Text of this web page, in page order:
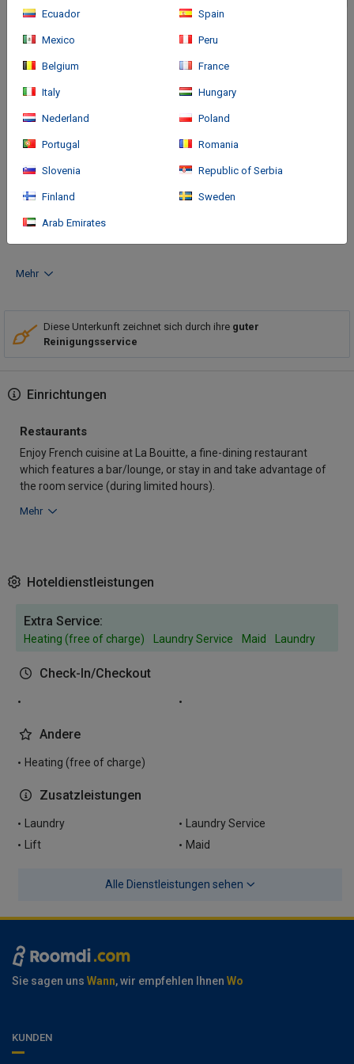
Anreise
Located in Les Belleville, Hotel Restaurant La Bouitte - Relais &
Châteaux - 2 étoiles Michelin is in the mountains, a 3-minute
Lift. This luxury hotel is 10.
Mehr
Diese Unterkunft zeichnet sich durch ihre guter
Reinigungsservice
Einrichtungen
Restaurants
Enjoy French cuisine at La Bouitte, a fine-dining restaurant
which features a bar/lounge, or stay in and take advantage of
the room service (during limited hours).
Mehr
Hoteldienstleistungen
Extra Service:
Heating (free of charge) Laundry Service Maid Laundry
Check-In/Checkout
Andere
Heating (free of charge)
Zusatzleistungen
Laundry
Laundry Service
Lift
Maid
Alle Dienstleistungen sehen
Sie sagen uns Wann, wir empfehlen Ihnen Wo
KUNDEN
Ecuador Spain
Mexico Peru
Belgium France
Italy Hungary
Nederland Poland
Portugal Romania
Slovenia Republic of Serbia
Finland Sweden
Arab Emirates